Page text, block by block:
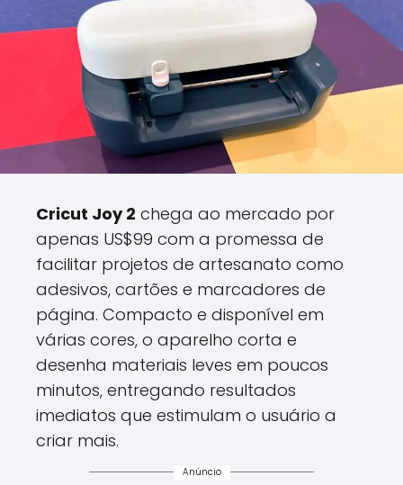
Cricut Joy 2 chega ao mercado por
apenas US$99 com a promessa de
facilitar projetos de artesanato como
adesivos, cartões e marcadores de
página. Compacto e disponível em
várias cores, o aparelho corta e
desenha materiais leves em poucos
minutos, entregando resultados
imediatos que estimulam o usuário a
criar mais.
Anúncio